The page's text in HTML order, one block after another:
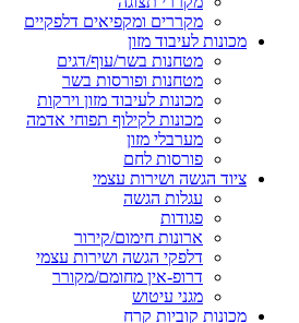
מקררים ומקפיאים דלפקיים
מכונות לעיבוד מזון
מטחנות בשר/עוף/דגים
מטחנות ופורסות בשר
מכונות לעיבוד מזון וירקות
מכונות לקילוף תפוחי אדמה
מערבלי מזון
פורסות לחם
ציוד הגשה ושירות עצמי
עגלות הגשה
פגודות
ארונות חימום/קירור
דלפקי הגשה ושירות עצמי
דרופ-אין מחומם/מקורר
מגני עיטוש
מכונות קוביות קרח